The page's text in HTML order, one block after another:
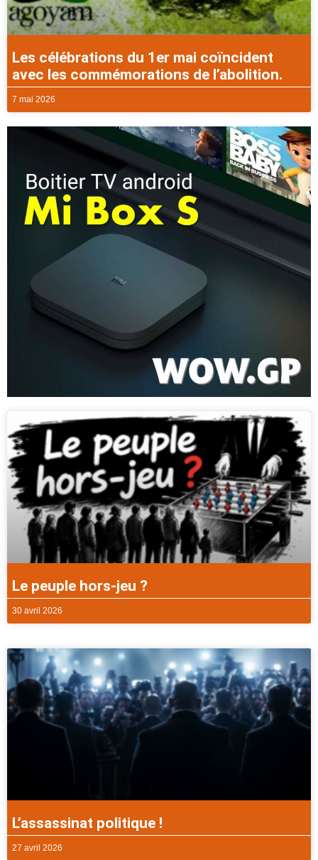
Les célébrations du 1er mai coïncident
avec les commémorations de l’abolition.
7 mai 2026
Le peuple hors-jeu ?
30 avril 2026
L’assassinat politique !
27 avril 2026